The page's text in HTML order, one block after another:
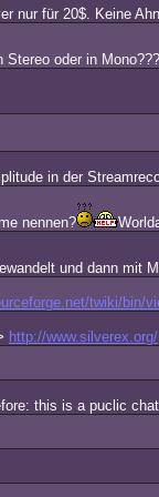
nur für 20$. Keine
oder in
in der
nennen?
und dann mit
twiki/bin/
http://www.silverex.org/
this is a puclic